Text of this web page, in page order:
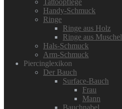
Tattoopflege
Handy-Schmuck
Ringe
Ringe aus Holz
Ringe aus
Hals-Schmuck
Arm-Schmuck
Piercinglexikon
Der Bauch
Surface-Bauch
Frau
Mann
Bauchnabel